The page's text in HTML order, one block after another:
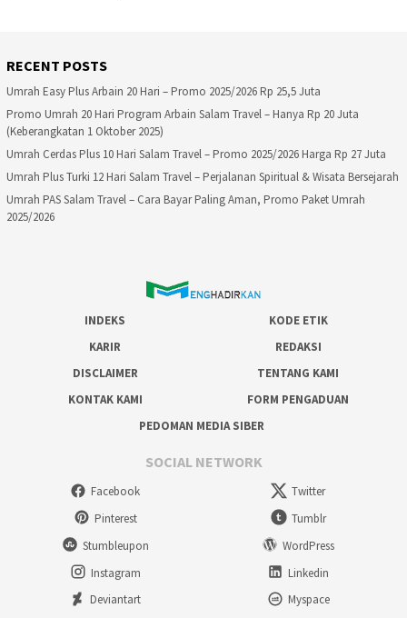
RECENT POSTS
Umrah Easy Plus Arbain 20 Hari – Promo 2025/2026 Rp 25,5 Juta
Promo Umrah 20 Hari Program Arbain Salam Travel – Hanya Rp 20 Juta
(Keberangkatan 1 Oktober 2025)
Umrah Cerdas Plus 10 Hari Salam Travel – Promo 2025/2026 Harga Rp 27 Juta
Umrah Plus Turki 12 Hari Salam Travel – Perjalanan Spiritual & Wisata Bersejarah
Umrah PAS Salam Travel – Cara Bayar Paling Aman, Promo Paket Umrah
2025/2026
INDEKS
KODE ETIK
KARIR
REDAKSI
DISCLAIMER
TENTANG KAMI
KONTAK KAMI
FORM PENGADUAN
PEDOMAN MEDIA SIBER
SOCIAL NETWORK
Facebook
Twitter
Pinterest
Tumblr
Stumbleupon
WordPress
Instagram
Linkedin
Deviantart
Myspace